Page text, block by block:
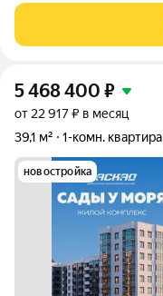
Площади однокомнатных
5 468 400 ₽
от 22 917 ₽ в месяц
39,1 м²
1-комн. квартира
новостройка